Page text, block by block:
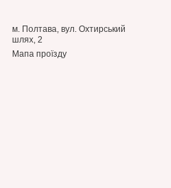
м. Полтава, вул. Охтирський
шлях, 2
Мапа проїзду